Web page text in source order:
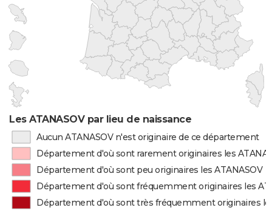
Les ATANASOV par lieu de naissance
Aucun ATANASOV n'est originaire de ce département
Département d'où sont rarement originaires les
Département d'où sont peu originaires les ATANASOV
Département d'où sont fréquemment originaires les
Département d'où sont très fréquemment originaires